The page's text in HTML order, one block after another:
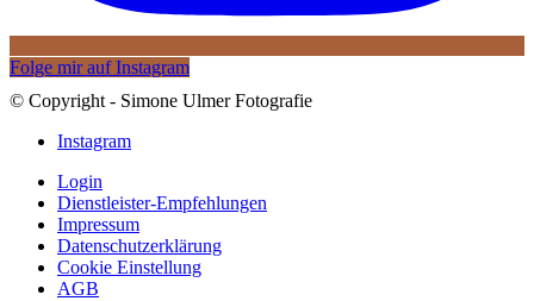
Folge mir auf Instagram
© Copyright - Simone Ulmer Fotografie
Instagram
Login
Dienstleister-Empfehlungen
Impressum
Datenschutzerklärung
Cookie Einstellung
AGB